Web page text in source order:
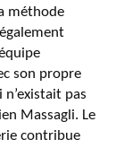
méthode
son propre
pas
Massagli. Le
contribue